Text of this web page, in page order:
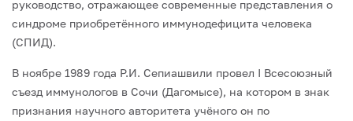
руководство, отражающее со­временные представления о
синдроме приобретённого иммунодефицита человека
(СПИД).
В ноябре 1989 года Р.И. Сепиашвили провел I Всесоюзный
съезд иммунологов в Сочи (Дагомысе), на котором в знак
признания научного авторитета учёного он по